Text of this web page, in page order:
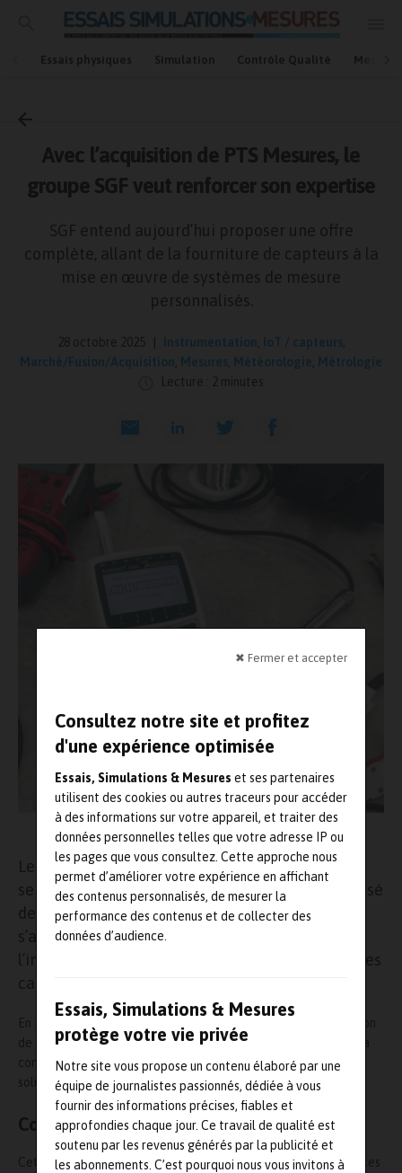
✖ Fermer et accepter
Consultez notre site et profitez
d'une expérience optimisée
Essais, Simulations & Mesures et ses partenaires
utilisent des cookies ou autres traceurs pour accéder
à des informations sur votre appareil, et traiter des
données personnelles telles que votre adresse IP ou
les pages que vous consultez. Cette approche nous
permet d’améliorer votre expérience en affichant
des contenus personnalisés, de mesurer la
performance des contenus et de collecter des
données d’audience.
Essais, Simulations & Mesures
protège votre vie privée
Notre site vous propose un contenu élaboré par une
équipe de journalistes passionnés, dédiée à vous
fournir des informations précises, fiables et
approfondies chaque jour. Ce travail de qualité est
soutenu par les revenus générés par la publicité et
les abonnements. C’est pourquoi nous vous invitons à
Essais physiques Simulation Contrôle Qualité Mesures
Accueil
Marché/Fusion/Acquisition
Avec l’acquisition de PTS Mesures, le
groupe SGF veut renforcer son expertise
SGF entend aujourd’hui proposer une offre
complète, allant de la fourniture de capteurs à la
mise en œuvre de systèmes de mesure
personnalisés.
28 octobre 2025 Instrumentation IoT / capteurs
Marché/Fusion/Acquisition
Mesures Météorologie
Métrologie
Lecture : 2 minutes
Source : PTS Mesures
Le groupe SGFpoursuit son développement au
service de la mesure et de la métrologie. Composé
des sociétés Prescamex et Phimesure, SGF
s’appuie sur plus de vingt ans d’expérience dans
l’instrumentation, les jauges de déformation et les
capteurs de mesure.
En 2025, le groupe a franchi une nouvelle étape avec l’acquisition
de
PTS Mesures, société reconnue pour son savoir-faire dans la
conception et la fourniture de stations météorologiques et de
solutions de mesure environnementale.
Complémentarité des compétences
Cette intégration renforce la complémentarité des compétences